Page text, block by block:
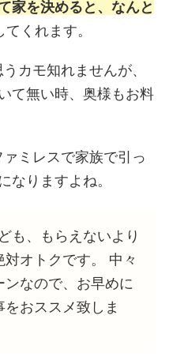
家を決めると、なんと
てくれます。
カモ知れませんが、
て無い時、奥様もお料
ミレスで家族で引っ
なりますよね。
も、もらえないより
対オトクです。 中々
ンなので、お早めに
おススメ致しま